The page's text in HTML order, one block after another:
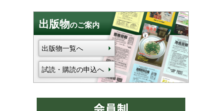
出版物のご案内
出版物一覧へ
試読・購読の申込へ